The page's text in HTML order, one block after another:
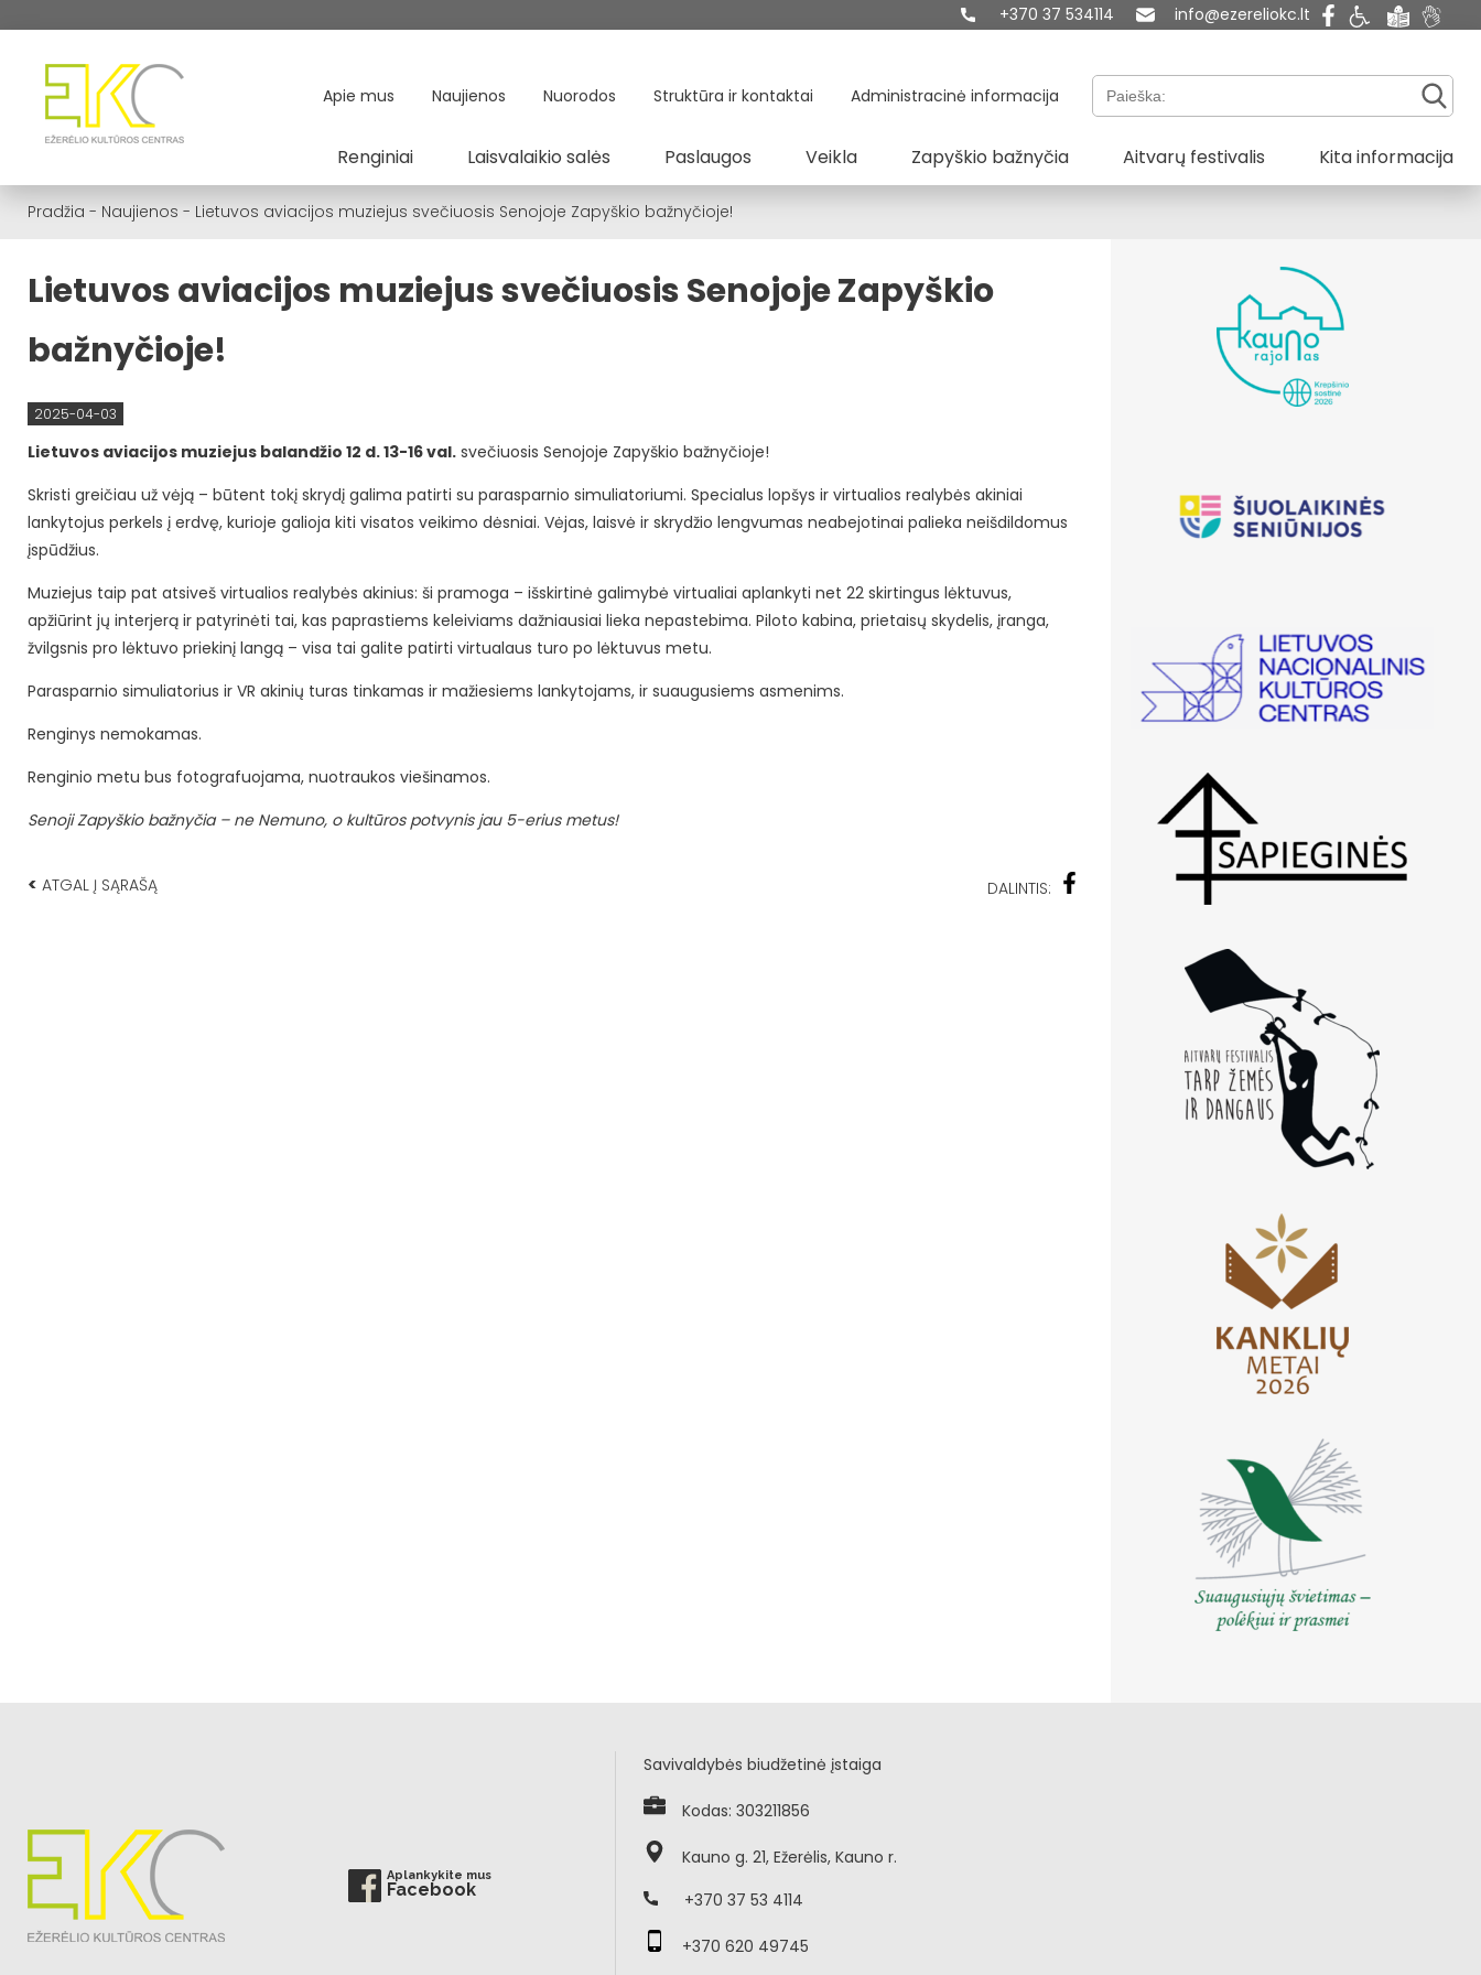
+370 37 534114 info@ezereliokc.lt
Apie mus Naujienos Nuorodos Struktūra ir kontaktai Administracinė informacija Paieška:
Renginiai Laisvalaikio salės Paslaugos Veikla Zapyškio bažnyčia Aitvarų festivalis Kita informacija
Pradžia - Naujienos - Lietuvos aviacijos muziejus svečiuosis Senojoje Zapyškio bažnyčioje!
Lietuvos aviacijos muziejus svečiuosis Senojoje Zapyškio
bažnyčioje!
2025-04-03
Lietuvos aviacijos muziejus balandžio 12 d. 13-16 val. svečiuosis Senojoje Zapyškio bažnyčioje!
Skristi greičiau už vėją – būtent tokį skrydį galima patirti su parasparnio simuliatoriumi. Specialus lopšys ir virtualios realybės akiniai
lankytojus perkels į erdvę, kurioje galioja kiti visatos veikimo dėsniai. Vėjas, laisvė ir skrydžio lengvumas neabejotinai palieka neišdildomus
įspūdžius.
Muziejus taip pat atsiveš virtualios realybės akinius: ši pramoga – išskirtinė galimybė virtualiai aplankyti net 22 skirtingus lėktuvus,
apžiūrint jų interjerą ir patyrinėti tai, kas paprastiems keleiviams dažniausiai lieka nepastebima. Piloto kabina, prietaisų skydelis, įranga,
žvilgsnis pro lėktuvo priekinį langą – visa tai galite patirti virtualaus turo po lėktuvus metu.
Parasparnio simuliatorius ir VR akinių turas tinkamas ir mažiesiems lankytojams, ir suaugusiems asmenims.
Renginys nemokamas.
Renginio metu bus fotografuojama, nuotraukos viešinamos.
Senoji Zapyškio bažnyčia – ne Nemuno, o kultūros potvynis jau 5-erius metus!
< ATGAL Į SĄRAŠĄ DALINTIS:
Aplankykite mus
Facebook
Savivaldybės biudžetinė įstaiga
Kodas: 303211856
Kauno g. 21, Ežerėlis, Kauno r.
+370 37 53 4114
+370 620 49745